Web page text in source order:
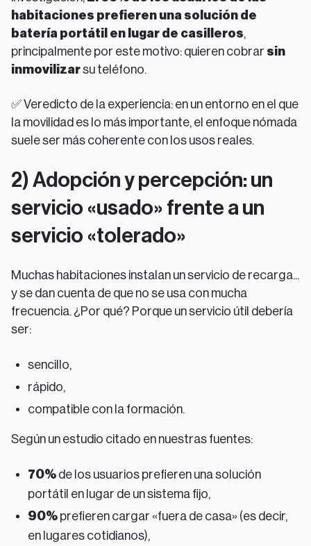
habitaciones prefieren una solución de
batería portátil en lugar de casilleros,
principalmente por este motivo: quieren cobrar sin
inmovilizarsu teléfono.
✅ Veredicto de la experiencia: en un entorno en el que
la movilidad es lo más importante, el enfoque nómada
suele ser más coherente con los usos reales.
2) Adopción y percepción: un
servicio «usado» frente a un
servicio «tolerado»
Muchas habitaciones instalan un servicio de recarga...
y se dan cuenta de que no se usa con mucha
frecuencia. ¿Por qué? Porque un servicio útil debería
ser:
sencillo,
rápido,
compatible con la formación.
Según un estudio citado en nuestras fuentes:
70% de los usuarios prefieren una solución
portátil en lugar de un sistema fijo,
90% prefieren cargar «fuera de casa» (es decir,
en lugares cotidianos),